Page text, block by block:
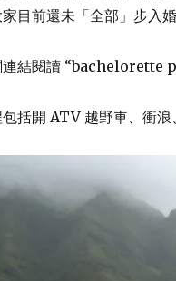
目前還未「全部」步入
連結閱讀 “bachelorette
括開 ATV 越野車、衝